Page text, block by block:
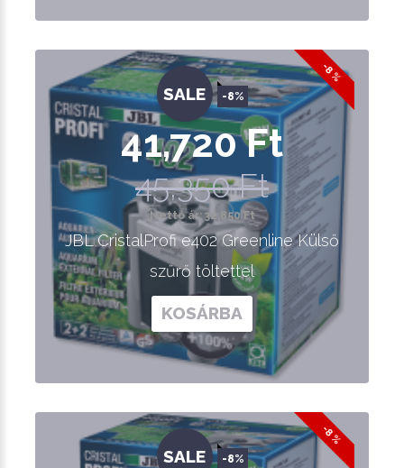
-8 %
SALE -8%
41,720 Ft
45,350 Ft
Nettó ár: 32,850 Ft
JBL CristalProfi e402 Greenline Külső
szűrő töltettel
KOSÁRBA
-8 %
SALE -8%